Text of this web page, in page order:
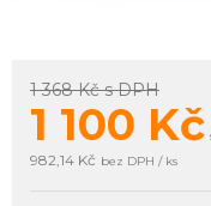
1 368 Kčs DPH
1 100 Kč
982,14 Kč bez DPH / ks